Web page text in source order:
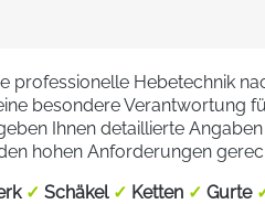
professionelle Hebetechnik
besondere Verantwortung
Ihnen detaillierte
hohen Anforderungen
✓ Schäkel ✓ Ketten ✓ Gurte